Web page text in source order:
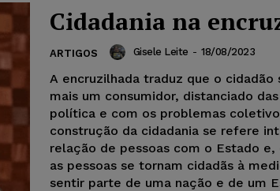
Cidadania na
ARTIGOS Gisele Leite - 18/08/2023
A encruzilhada traduz que o cidadão
mais um consumidor, distanciado
política e com os problemas
construção da cidadania se refere
relação de pessoas com o Estado e,
as pessoas se tornam cidadãs à
sentir parte de uma nação e de um